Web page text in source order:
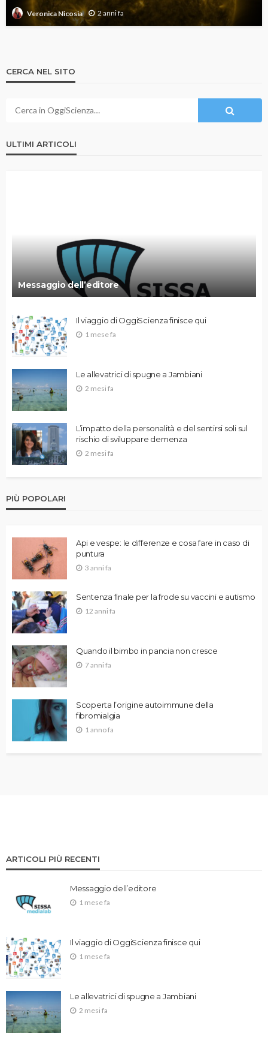
Veronica Nicosia 2 anni fa
CERCA NEL SITO
ULTIMI ARTICOLI
Messaggio dell’editore
Il viaggio di OggiScienza finisce qui
1 mese fa
Le allevatrici di spugne a Jambiani
2 mesi fa
L’impatto della personalità e del sentirsi soli sul
rischio di sviluppare demenza
2 mesi fa
PIÙ POPOLARI
Api e vespe: le differenze e cosa fare in caso di
puntura
3 anni fa
Sentenza finale per la frode su vaccini e autismo
12 anni fa
Quando il bimbo in pancia non cresce
7 anni fa
Scoperta l’origine autoimmune della
fibromialgia
1 anno fa
ARTICOLI PIÙ RECENTI
Messaggio dell’editore
1 mese fa
Il viaggio di OggiScienza finisce qui
1 mese fa
Le allevatrici di spugne a Jambiani
2 mesi fa